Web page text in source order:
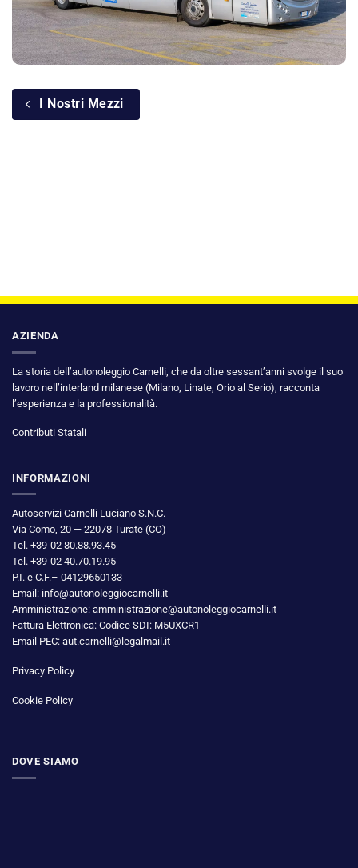
I Nostri Mezzi
AZIENDA
La storia dell’autonoleggio Carnelli, che da oltre sessant’anni svolge il suo
lavoro nell’interland milanese (Milano, Linate, Orio al Serio), racconta
l’esperienza e la professionalità.
Contributi Statali
INFORMAZIONI
Autoservizi Carnelli Luciano S.N.C.
Via Como, 20 — 22078 Turate (CO)
Tel. +39-02 80.88.93.45
Tel. +39-02 40.70.19.95
P.I. e C.F.– 04129650133
Email: info@autonoleggiocarnelli.it
Amministrazione: amministrazione@autonoleggiocarnelli.it
Fattura Elettronica: Codice SDI: M5UXCR1
Email PEC: aut.carnelli@legalmail.it
Privacy Policy
Cookie Policy
DOVE SIAMO